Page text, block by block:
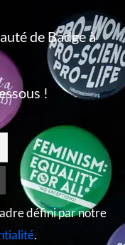
de Badge à
!
défini par notre
.